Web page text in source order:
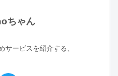
ちゃん
サービスを紹介する、